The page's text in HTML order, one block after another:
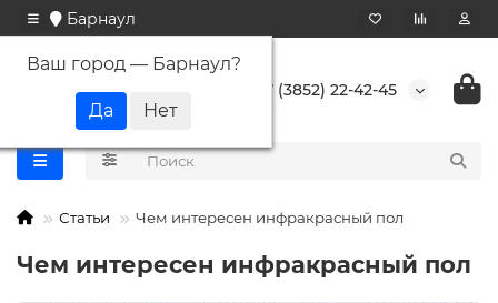
Барнаул
Ваш город — Барнаул?
+7 (3852) 22-42-45
Статьи Чем интересен инфракрасный пол
Чем интересен инфракрасный пол